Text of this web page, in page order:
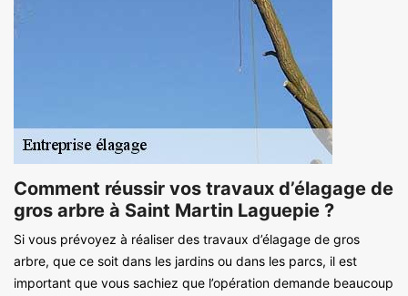
Comment réussir vos travaux d’élagage de
gros arbre à Saint Martin Laguepie ?
Si vous prévoyez à réaliser des travaux d’élagage de gros
arbre, que ce soit dans les jardins ou dans les parcs, il est
important que vous sachiez que l’opération demande beaucoup